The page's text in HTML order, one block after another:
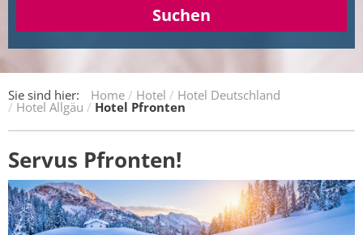
Suchen
Sie sind hier: Home Hotel Hotel Deutschland
Hotel Allgäu Hotel Pfronten
Servus Pfronten!